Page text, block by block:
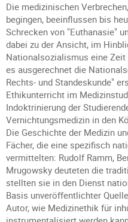
Die medizinischen
begingen, beeinflussen bis
Schrecken von "Euthanasie"
dabei zu der Ansicht, im
Nationalsozialismus eine
es ausgerechnet die
Rechts- und Standeskunde"
Ethikunterricht im
Indoktrinierung der
Vernichtungsmedizin in den
Die Geschichte der Medizin
Fächer, die eine spezifisch
vermittelten: Rudolf Ramm,
Mrugowsky deuteten die
stellten sie in den Dienst
Basis unveröffentlichter
Autor, wie Medizinethik für